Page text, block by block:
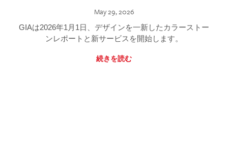
May 29, 2026
GIAは2026年1月1日、デザインを一新したカラーストー
ンレポートと新サービスを開始します。
続きを読む